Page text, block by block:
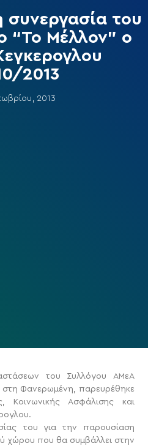
συνεργασία του
“Το Μέλλον” ο
2013
2013
του Συλλόγου ΑΜεΑ
στη Φανερωμένη, παρευρέθηκε
Κοινωνικής Ασφάλισης και
του για την παρουσίαση
χώρου που θα συμβάλλει στην